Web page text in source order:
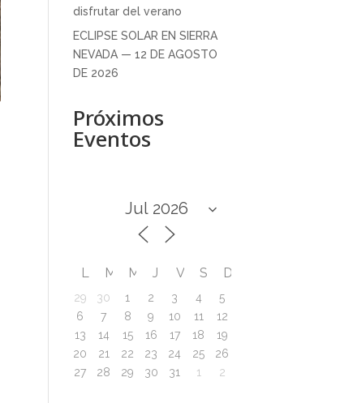
disfrutar del verano
ECLIPSE SOLAR EN SIERRA
NEVADA — 12 DE AGOSTO
DE 2026
Próximos
Eventos
L M M J V S D
29 30 1 2 3 4
5
6
7 8 9 10 11
12
13
14 15 16 17 18
19
20
21 22 23 24 25
26
27
28 29 30 31 1 2